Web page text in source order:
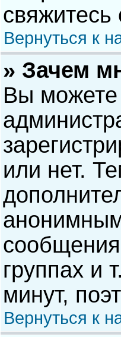
Вернуться к
» Зачем
Вы можете
или нет.
группах и
минут,
Вернуться к